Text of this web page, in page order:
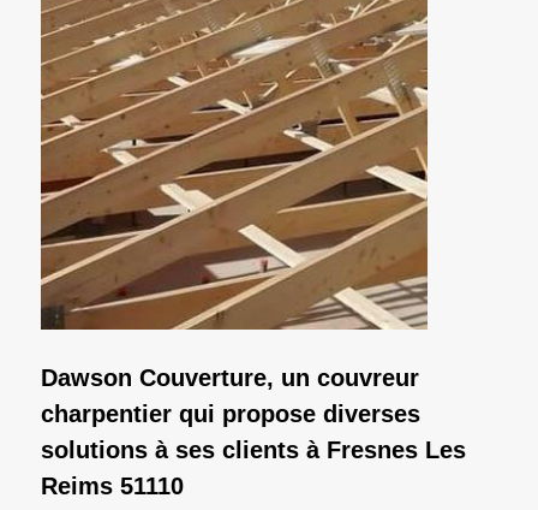
Dawson Couverture, un couvreur
charpentier qui propose diverses
solutions à ses clients à Fresnes Les
Reims 51110